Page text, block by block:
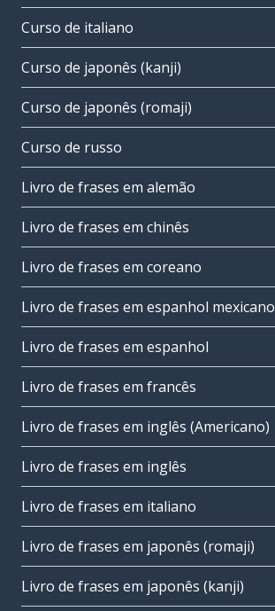
Curso de italiano
Curso de japonês (kanji)
Curso de japonês (romaji)
Curso de russo
Livro de frases em alemão
Livro de frases em chinês
Livro de frases em coreano
Livro de frases em espanhol mexicano
Livro de frases em espanhol
Livro de frases em francês
Livro de frases em inglês (Americano)
Livro de frases em inglês
Livro de frases em italiano
Livro de frases em japonês (romaji)
Livro de frases em japonês (kanji)